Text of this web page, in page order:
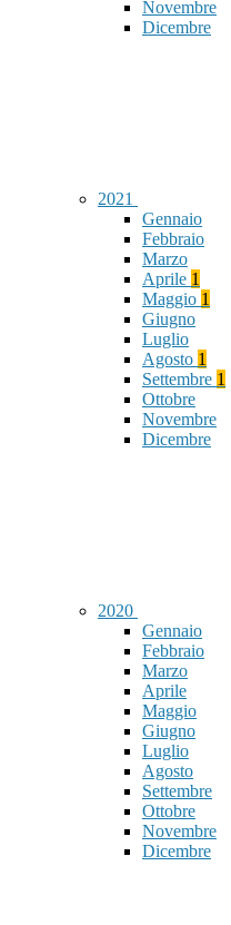
Novembre
Dicembre
2021
Gennaio
Febbraio
Marzo
Aprile 1
Maggio 1
Giugno
Luglio
Agosto 1
Settembre 1
Ottobre
Novembre
Dicembre
2020
Gennaio
Febbraio
Marzo
Aprile
Maggio
Giugno
Luglio
Agosto
Settembre
Ottobre
Novembre
Dicembre